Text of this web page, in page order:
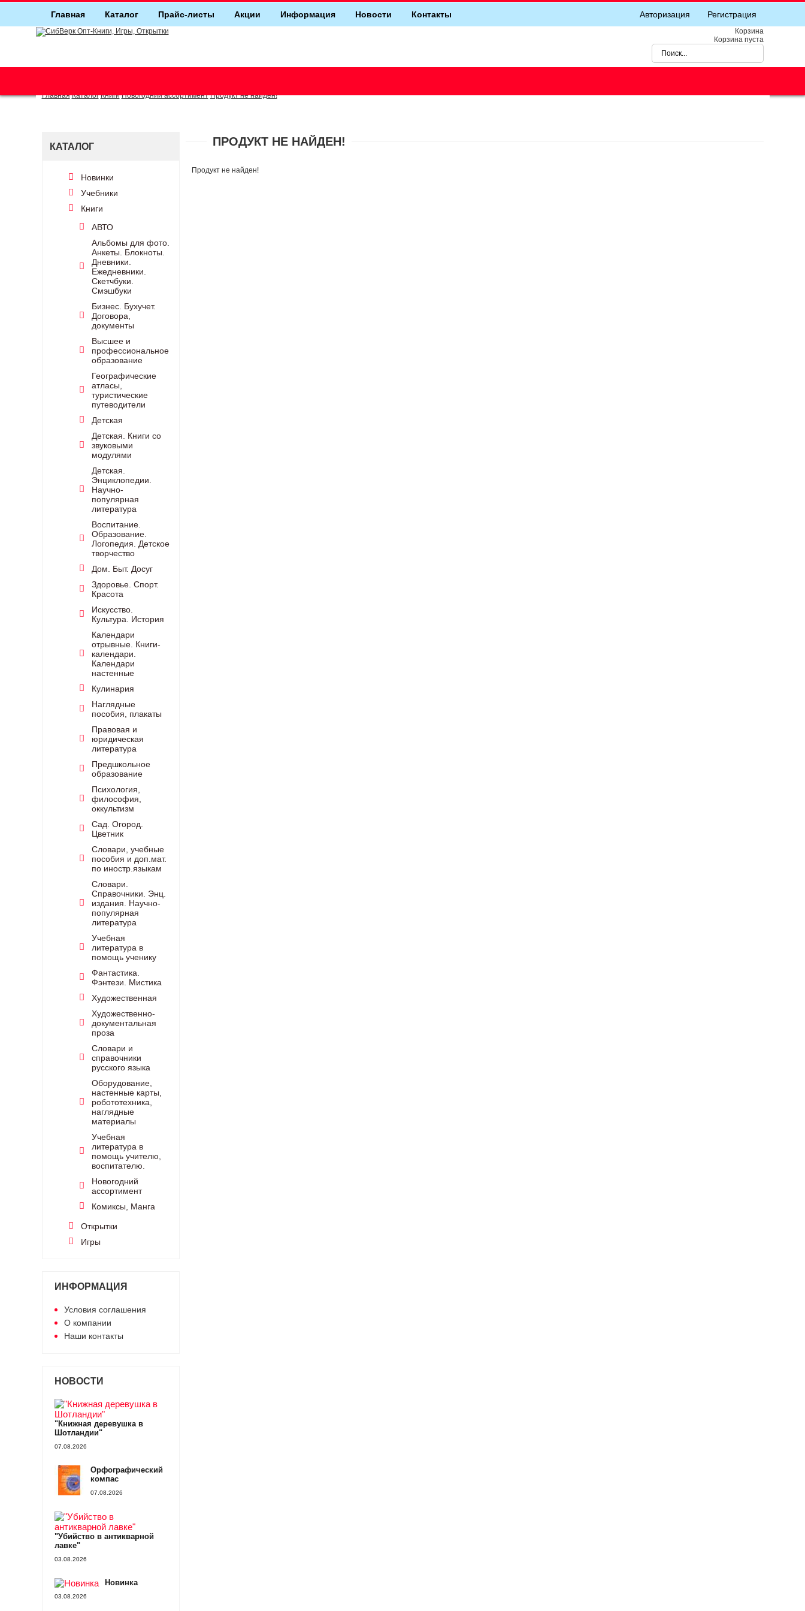
Авторизация Регистрация
Главная Каталог Прайс-листы Акции Информация Новости Контакты
Корзина
Корзина пуста
Главная Каталог Книги Новогодний ассортимент Продукт не найден!
КАТАЛОГ
Новинки
Учебники
Книги
АВТО
Альбомы для фото.
Анкеты. Блокноты.
Дневники.
Ежедневники.
Скетчбуки.
Смэшбуки
Бизнес. Бухучет.
Договора,
документы
Высшее и
профессиональное
образование
Географические
атласы,
туристические
путеводители
Детская
Детская. Книги со
звуковыми
модулями
Детская.
Энциклопедии.
Научно-
популярная
литература
Воспитание.
Образование.
Логопедия. Детское
творчество
Дом. Быт. Досуг
Здоровье. Спорт.
Красота
Искусство.
Культура. История
Календари
отрывные. Книги-
календари.
Календари
настенные
Кулинария
Наглядные
пособия, плакаты
Правовая и
юридическая
литература
Предшкольное
образование
Психология,
философия,
оккультизм
Сад. Огород.
Цветник
Словари, учебные
пособия и доп.мат.
по иностр.языкам
Словари.
Справочники. Энц.
издания. Научно-
популярная
литература
Учебная
литература в
помощь ученику
Фантастика.
Фэнтези. Мистика
Художественная
Художественно-
документальная
проза
Словари и
справочники
русского языка
Оборудование,
настенные карты,
робототехника,
наглядные
материалы
Учебная
литература в
помощь учителю,
воспитателю.
Новогодний
ассортимент
Комиксы, Манга
Открытки
Игры
ИНФОРМАЦИЯ
Условия соглашения
О компании
Наши контакты
НОВОСТИ
"Книжная деревушка в
Шотландии"
07.08.2026
Орфографический
компас
07.08.2026
"Убийство в антикварной
лавке"
03.08.2026
Новинка
03.08.2026
ПРОДУКТ НЕ НАЙДЕН!
Продукт не найден!